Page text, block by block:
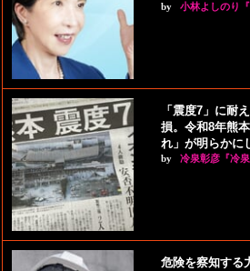
by 小林よしのり
「震度7」に耐
損。令和8年熊
れ」が明らかに
by 冷泉彰彦『冷
危険を察知する